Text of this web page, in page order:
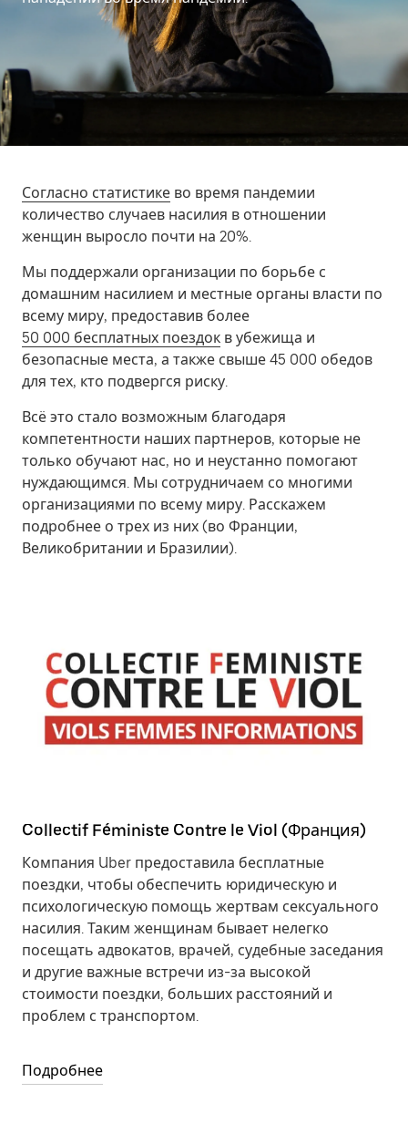
Согласно статистике во время пандемии
количество случаев насилия в отношении
женщин выросло почти на 20%.
Мы поддержали организации по борьбе с
домашним насилием и местные органы власти по
всему миру, предоставив более
50 000 бесплатных поездок в убежища и
безопасные места, а также свыше 45 000 обедов
для тех, кто подвергся риску.
Всё это стало возможным благодаря
компетентности наших партнеров, которые не
только обучают нас, но и неустанно помогают
нуждающимся. Мы сотрудничаем со многими
организациями по всему миру. Расскажем
подробнее о трех из них (во Франции,
Великобритании и Бразилии).
Collectif Féministe Contre le Viol (Франция)
Компания Uber предоставила бесплатные
поездки, чтобы обеспечить юридическую и
психологическую помощь жертвам сексуального
насилия. Таким женщинам бывает нелегко
посещать адвокатов, врачей, судебные заседания
и другие важные встречи из-за высокой
стоимости поездки, больших расстояний и
проблем с транспортом.
Подробнее